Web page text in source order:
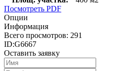
Посмотреть PDF
Опции
Информация
Всего просмотров: 291
ID:G6667
Оставить заявку